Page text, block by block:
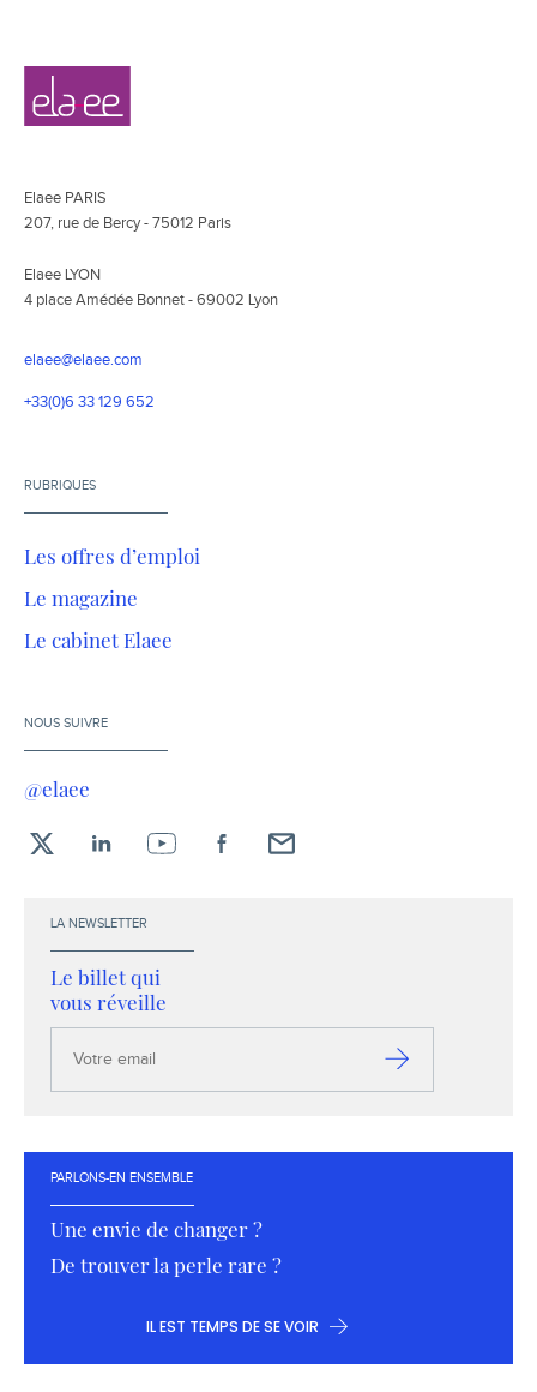
Navigation
secondaire
Elaee
Elaee PARIS
207, rue de Bercy - 75012 Paris
Elaee LYON
4 place Amédée Bonnet - 69002 Lyon
elaee@elaee.com
+33(0)6 33 129 652
RUBRIQUES
Les offres d’emploi
Le magazine
Le cabinet Elaee
NOUS SUIVRE
@elaee
LA NEWSLETTER
Le billet qui
vous réveille
email
S’inscrire
PARLONS-EN ENSEMBLE
Une envie de changer ?
De trouver la perle rare ?
IL EST TEMPS DE SE VOIR